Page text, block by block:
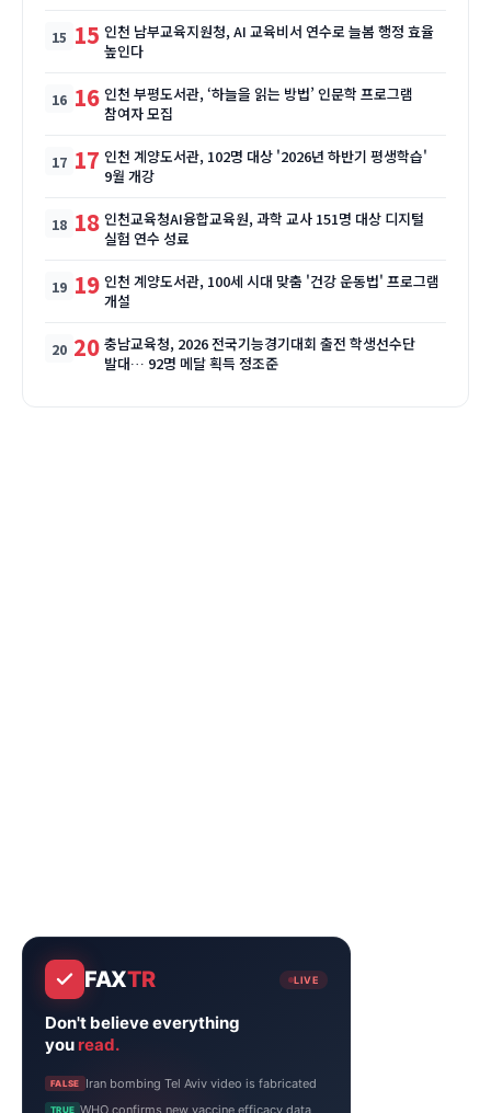
15 인천 남부교육지원청, AI 교육비서 연수로 늘봄 행정 효율
높인다
16 인천 부평도서관, ‘하늘을 읽는 방법’ 인문학 프로그램
참여자 모집
17 인천 계양도서관, 102명 대상 '2026년 하반기 평생학습'
9월 개강
18 인천교육청AI융합교육원, 과학 교사 151명 대상 디지털
실험 연수 성료
19 인천 계양도서관, 100세 시대 맞춤 '건강 운동법' 프로그램
개설
20 충남교육청, 2026 전국기능경기대회 출전 학생선수단
발대… 92명 메달 획득 정조준